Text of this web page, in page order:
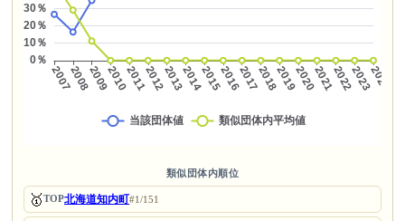
類似団体内順位
🥇TOP北海道知内町#1/151